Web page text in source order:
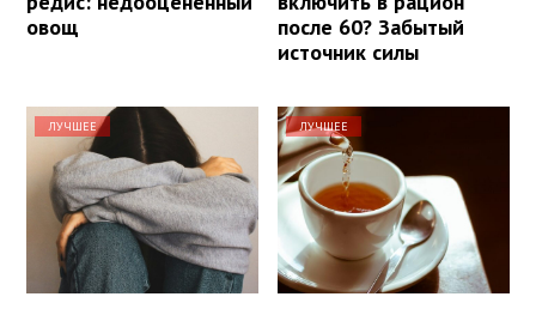
овощ
после 60? Забытый
источник силы
ЛУЧШЕЕ ЛУЧШЕЕ